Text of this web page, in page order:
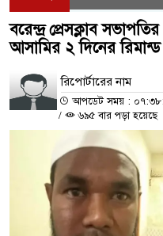
বরেন্দ্র প্রেসক্লাব
আসামির ২ দিনের রিমান্ড
রিপোর্টারের নাম
আপডেট সময় :
/
৬৯৫ বার পড়া হয়েছে